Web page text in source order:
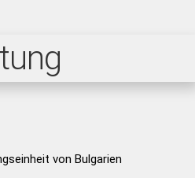
von Bulgarien